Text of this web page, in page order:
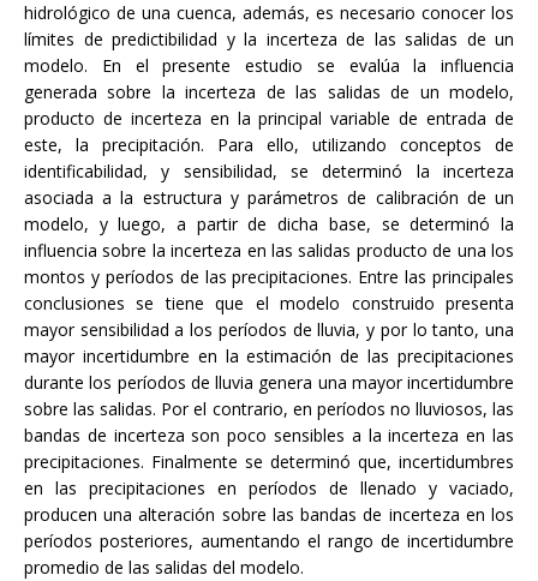
hidrológico de una cuenca, además, es necesario conocer los
límites de predictibilidad y la incerteza de las salidas de un
modelo. En el presente estudio se evalúa la influencia
generada sobre la incerteza de las salidas de un modelo,
producto de incerteza en la principal variable de entrada de
este, la precipitación. Para ello, utilizando conceptos de
identificabilidad, y sensibilidad, se determinó la incerteza
asociada a la estructura y parámetros de calibración de un
modelo, y luego, a partir de dicha base, se determinó la
influencia sobre la incerteza en las salidas producto de una los
montos y períodos de las precipitaciones. Entre las principales
conclusiones se tiene que el modelo construido presenta
mayor sensibilidad a los períodos de lluvia, y por lo tanto, una
mayor incertidumbre en la estimación de las precipitaciones
durante los períodos de lluvia genera una mayor incertidumbre
sobre las salidas. Por el contrario, en períodos no lluviosos, las
bandas de incerteza son poco sensibles a la incerteza en las
precipitaciones. Finalmente se determinó que, incertidumbres
en las precipitaciones en períodos de llenado y vaciado,
producen una alteración sobre las bandas de incerteza en los
períodos posteriores, aumentando el rango de incertidumbre
promedio de las salidas del modelo.